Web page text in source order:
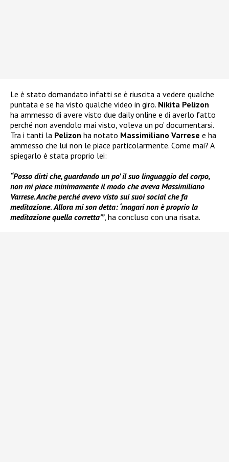
Le è stato domandato infatti se è riuscita a vedere qualche
puntata e se ha visto qualche video in giro. Nikita Pelizon
ha ammesso di avere visto due daily online e di averlo fatto
perché non avendolo mai visto, voleva un po’ documentarsi.
Tra i tanti la Pelizon ha notato Massimiliano Varrese e ha
ammesso che lui non le piace particolarmente. Come mai? A
spiegarlo è stata proprio lei:
“Posso dirti che, guardando un po’ il suo linguaggio del corpo,
non mi piace minimamente il modo che aveva Massimiliano
Varrese. Anche perché avevo visto sui suoi social che fa
meditazione. Allora mi son detta: ‘magari non è proprio la
meditazione quella corretta’”, ha concluso con una risata.